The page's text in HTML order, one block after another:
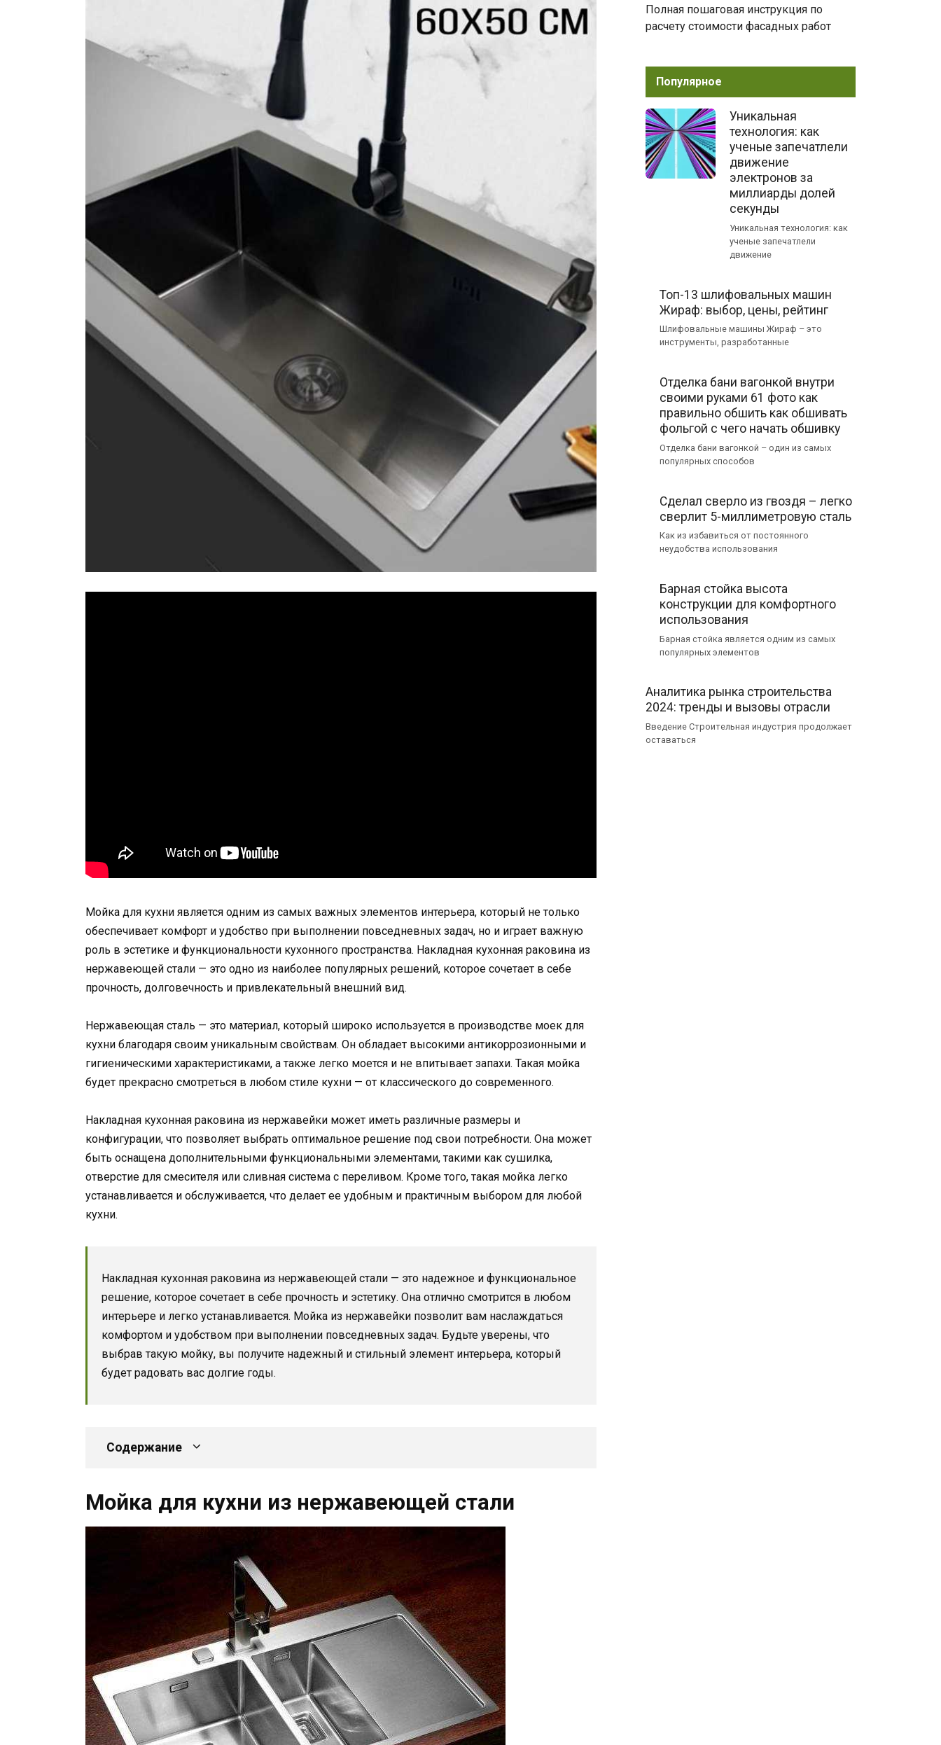
Мойка для кухни является одним из самых важных элементов интерьера, который не только
обеспечивает комфорт и удобство при выполнении повседневных задач, но и играет важную
роль в эстетике и функциональности кухонного пространства. Накладная кухонная раковина из
нержавеющей стали — это одно из наиболее популярных решений, которое сочетает в себе
прочность, долговечность и привлекательный внешний вид.
Нержавеющая сталь — это материал, который широко используется в производстве моек для
кухни благодаря своим уникальным свойствам. Он обладает высокими антикоррозионными и
гигиеническими характеристиками, а также легко моется и не впитывает запахи. Такая мойка
будет прекрасно смотреться в любом стиле кухни — от классического до современного.
Накладная кухонная раковина из нержавейки может иметь различные размеры и
конфигурации, что позволяет выбрать оптимальное решение под свои потребности. Она может
быть оснащена дополнительными функциональными элементами, такими как сушилка,
отверстие для смесителя или сливная система с переливом. Кроме того, такая мойка легко
устанавливается и обслуживается, что делает ее удобным и практичным выбором для любой
кухни.
Накладная кухонная раковина из нержавеющей стали — это надежное и функциональное
решение, которое сочетает в себе прочность и эстетику. Она отлично смотрится в любом
интерьере и легко устанавливается. Мойка из нержавейки позволит вам наслаждаться
комфортом и удобством при выполнении повседневных задач. Будьте уверены, что
выбрав такую мойку, вы получите надежный и стильный элемент интерьера, который
будет радовать вас долгие годы.
Содержание
Мойка для кухни из нержавеющей стали
Полная пошаговая инструкция по
расчету стоимости фасадных работ
Популярное
Уникальная
технология: как
ученые запечатлели
движение
электронов за
миллиарды долей
секунды
Уникальная технология: как
ученые запечатлели
движение
Топ-13 шлифовальных машин
Жираф: выбор, цены, рейтинг
Шлифовальные машины Жираф – это
инструменты, разработанные
Отделка бани вагонкой внутри
своими руками 61 фото как
правильно обшить как обшивать
фольгой с чего начать обшивку
Отделка бани вагонкой – один из самых
популярных способов
Сделал сверло из гвоздя – легко
сверлит 5-миллиметровую сталь
Как из избавиться от постоянного
неудобства использования
Барная стойка высота
конструкции для комфортного
использования
Барная стойка является одним из самых
популярных элементов
Аналитика рынка строительства
2024: тренды и вызовы отрасли
Введение Строительная индустрия продолжает
оставаться